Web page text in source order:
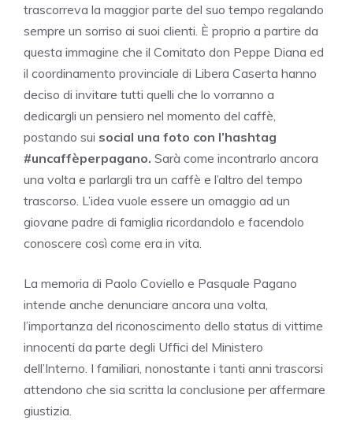
trascorreva la maggior parte del suo tempo regalando
sempre un sorriso ai suoi clienti. È proprio a partire da
questa immagine che il Comitato don Peppe Diana ed
il coordinamento provinciale di Libera Caserta hanno
deciso di invitare tutti quelli che lo vorranno a
dedicargli un pensiero nel momento del caffè,
postando sui social una foto con l’hashtag
#uncaffèperpagano. Sarà come incontrarlo ancora
una volta e parlargli tra un caffè e l’altro del tempo
trascorso. L’idea vuole essere un omaggio ad un
giovane padre di famiglia ricordandolo e facendolo
conoscere così come era in vita.
La memoria di Paolo Coviello e Pasquale Pagano
intende anche denunciare ancora una volta,
l’importanza del riconoscimento dello status di vittime
innocenti da parte degli Uffici del Ministero
dell’Interno. I familiari, nonostante i tanti anni trascorsi
attendono che sia scritta la conclusione per affermare
giustizia.